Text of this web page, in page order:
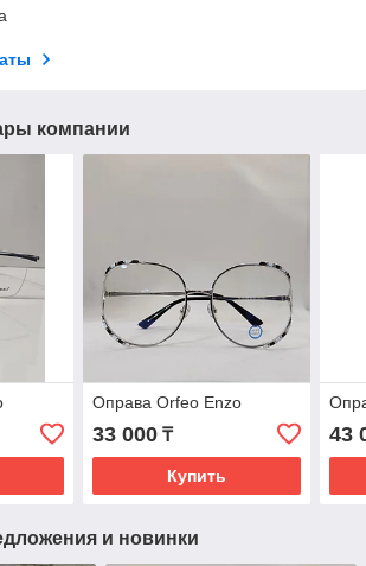
компании
Оправа Orfeo Enzo
33 000₸
Купить
43
и новинки